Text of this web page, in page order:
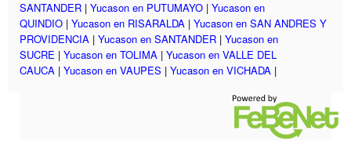
SANTANDER | Yucason en PUTUMAYO | Yucason en
QUINDIO | Yucason en RISARALDA | Yucason en SAN ANDRES Y
PROVIDENCIA | Yucason en SANTANDER | Yucason en
SUCRE | Yucason en TOLIMA | Yucason en VALLE DEL
CAUCA | Yucason en VAUPES | Yucason en VICHADA |